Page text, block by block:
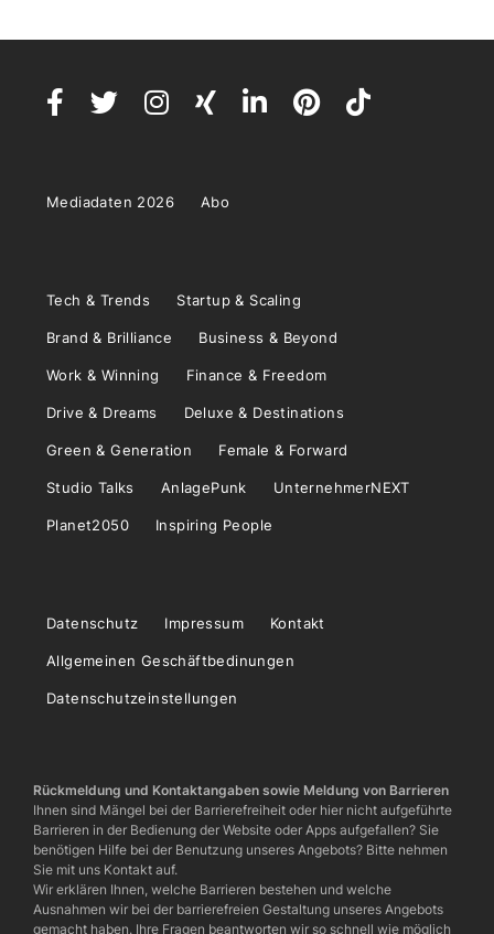
Mediadaten 2026 Abo
Tech & Trends Startup & Scaling
Brand & Brilliance Business & Beyond
Work & Winning Finance & Freedom
Drive & Dreams Deluxe & Destinations
Green & Generation Female & Forward
Studio Talks AnlagePunk UnternehmerNEXT
Planet2050 Inspiring People
Datenschutz Impressum Kontakt
Allgemeinen Geschäftbedinungen
Datenschutzeinstellungen
Rückmeldung und Kontaktangaben sowie Meldung von Barrieren
Ihnen sind Mängel bei der Barrierefreiheit oder hier nicht aufgeführte
Barrieren in der Bedienung der Website oder Apps aufgefallen? Sie
benötigen Hilfe bei der Benutzung unseres Angebots? Bitte nehmen
Sie mit uns Kontakt auf.
Wir erklären Ihnen, welche Barrieren bestehen und welche
Ausnahmen wir bei der barrierefreien Gestaltung unseres Angebots
gemacht haben. Ihre Fragen beantworten wir so schnell wie möglich